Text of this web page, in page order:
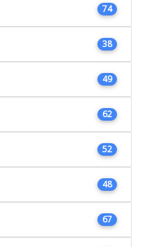
74
38
49
62
52
48
67